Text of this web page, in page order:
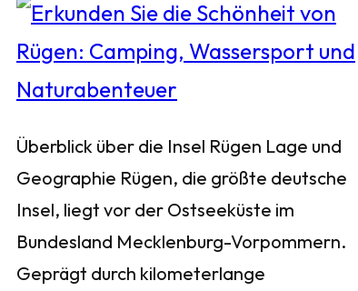
Überblick über die Insel Rügen Lage und
Geographie Rügen, die größte deutsche
Insel, liegt vor der Ostseeküste im
Bundesland Mecklenburg-Vorpommern.
Geprägt durch kilometerlange